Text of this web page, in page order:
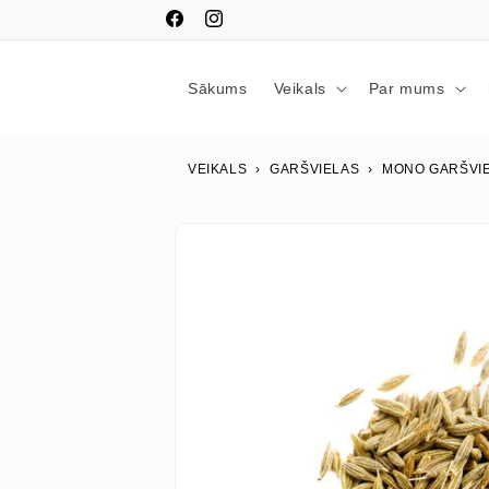
saturu
FacebookInstagram
Sākums Veikals Par mums
VEIKALS › GARŠVIELAS › MONO